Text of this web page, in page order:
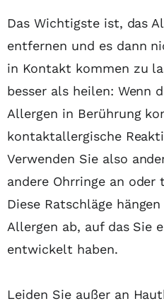
Das Wichtigste ist, das
entfernen und es dann
in Kontakt kommen zu
besser als heilen: Wenn
Allergen in Berührung
kontaktallergische
Verwenden Sie also
andere Ohrringe an oder
Diese Ratschläge
Allergen ab, auf das Sie
entwickelt haben.
Leiden Sie außer an